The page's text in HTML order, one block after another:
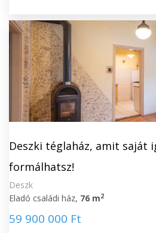
Deszki téglaház, amit saját
formálhatsz!
Deszk
Eladó családi ház, 76 m2
59 900 000 Ft